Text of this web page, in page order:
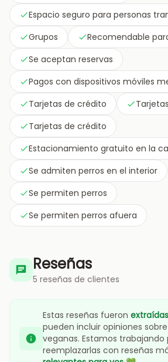
Espacio seguro para personas
Grupos
Recomendable
Se aceptan reservas
Pagos con dispositivos móviles
Tarjetas de crédito
Tarjetas de crédito
Estacionamiento gratuito en la
Se admiten perros en el interior
Se permiten perros
Se permiten perros afuera
Reseñas
5 reseñas de clientes
Estas reseñas fueron
pueden incluir opiniones
veganas. Estamos trabajando
reemplazarlas con reseñas